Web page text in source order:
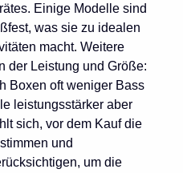
Einige Modelle sind
was sie zu idealen
macht. Weitere
der Leistung und Größe:
Boxen oft weniger Bass
leistungsstärker aber
sich, vor dem Kauf die
und
um die